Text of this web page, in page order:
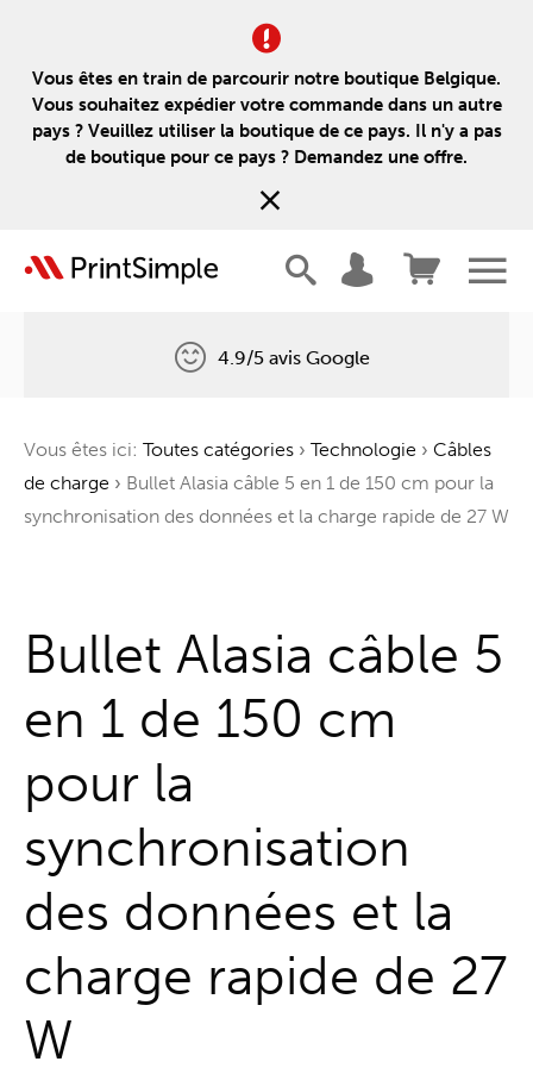
Vous êtes en train de parcourir notre boutique Belgique.
Vous souhaitez expédier votre commande dans un autre
pays ? Veuillez utiliser la boutique de ce pays. Il n'y a pas
de boutique pour ce pays ? Demandez une offre.
Un arbre pour chaque commande
4.9/5 avis Google
Vous êtes ici: Toutes catégories › Technologie › Câbles
de charge › Bullet Alasia câble 5 en 1 de 150 cm pour la
synchronisation des données et la charge rapide de 27 W
Bullet Alasia câble 5
en 1 de 150 cm
pour la
synchronisation
des données et la
charge rapide de 27
W